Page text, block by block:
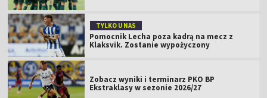
TYLKO U NAS
Pomocnik Lecha poza kadrą na mecz z
Klaksvik. Zostanie wypożyczony
Zobacz wyniki i terminarz PKO BP
Ekstraklasy w sezonie 2026/27